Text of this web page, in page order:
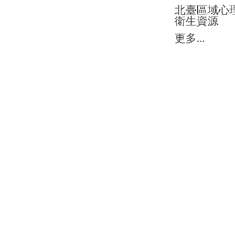
北臺區域心
衛生資源
更多...